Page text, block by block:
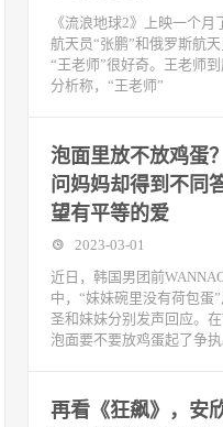
《流浪地球2》上映一个
航天员“张鹏”和俄罗斯航
“王老师”很好奇。王老师
分析称，“王老师”
泡面里放不放鸡蛋
问妈妈却得到不同
望有平等的爱
2023-03-01
近日，韩国男团前
中，“妹妹碗里没有荷包蛋
圣和妹妹分别发声回应。
泡面要不要放鸡蛋起了争执
再看《狂飙》，安